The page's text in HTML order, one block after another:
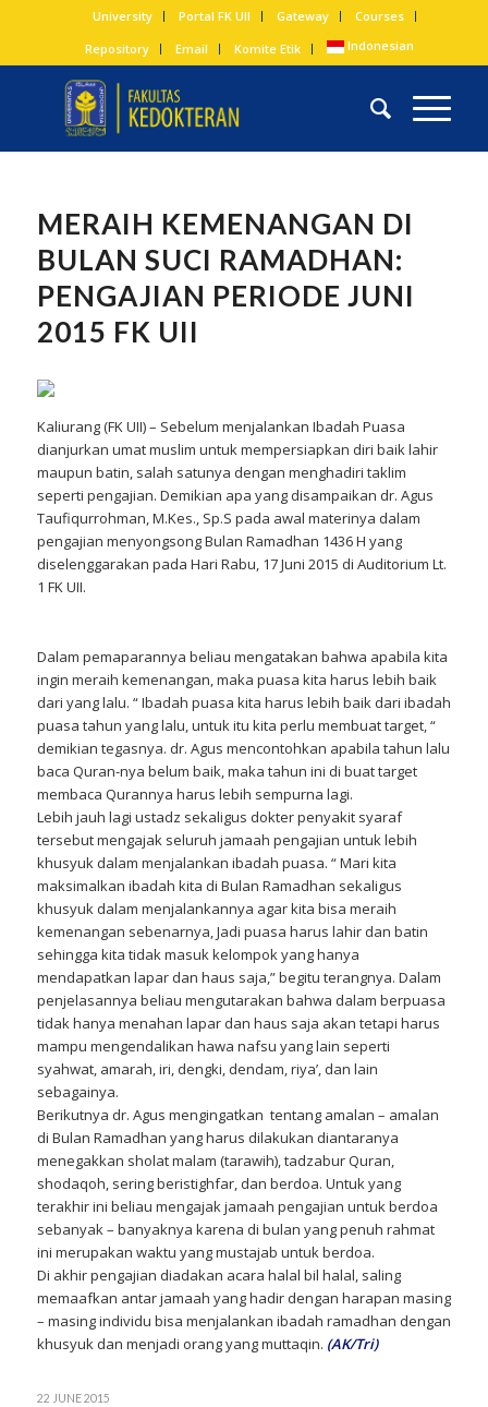
University Portal FK UII Gateway
Courses
Repository
Email Komite Etik Indonesian
MERAIH KEMENANGAN DI
BULAN SUCI RAMADHAN:
PENGAJIAN PERIODE JUNI
2015 FK UII
Kaliurang (FK UII) – Sebelum menjalankan Ibadah Puasa
dianjurkan umat muslim untuk mempersiapkan diri baik lahir
maupun batin, salah satunya dengan menghadiri taklim
seperti pengajian. Demikian apa yang disampaikan dr. Agus
Taufiqurrohman, M.Kes., Sp.S pada awal materinya dalam
pengajian menyongsong Bulan Ramadhan 1436 H yang
diselenggarakan pada Hari Rabu, 17 Juni 2015 di Auditorium Lt.
1 FK UII.
Dalam pemaparannya beliau mengatakan bahwa apabila kita
ingin meraih kemenangan, maka puasa kita harus lebih baik
dari yang lalu. “ Ibadah puasa kita harus lebih baik dari ibadah
puasa tahun yang lalu, untuk itu kita perlu membuat target, “
demikian tegasnya. dr. Agus mencontohkan apabila tahun lalu
baca Quran-nya belum baik, maka tahun ini di buat target
membaca Qurannya harus lebih sempurna lagi.
Lebih jauh lagi ustadz sekaligus dokter penyakit syaraf
tersebut mengajak seluruh jamaah pengajian untuk lebih
khusyuk dalam menjalankan ibadah puasa. “ Mari kita
maksimalkan ibadah kita di Bulan Ramadhan sekaligus
khusyuk dalam menjalankannya agar kita bisa meraih
kemenangan sebenarnya, Jadi puasa harus lahir dan batin
sehingga kita tidak masuk kelompok yang hanya
mendapatkan lapar dan haus saja,” begitu terangnya. Dalam
penjelasannya beliau mengutarakan bahwa dalam berpuasa
tidak hanya menahan lapar dan haus saja akan tetapi harus
mampu mengendalikan hawa nafsu yang lain seperti
syahwat, amarah, iri, dengki, dendam, riya’, dan lain
sebagainya.
Berikutnya dr. Agus mengingatkan tentang amalan – amalan
di Bulan Ramadhan yang harus dilakukan diantaranya
menegakkan sholat malam (tarawih), tadzabur Quran,
shodaqoh, sering beristighfar, dan berdoa. Untuk yang
terakhir ini beliau mengajak jamaah pengajian untuk berdoa
sebanyak – banyaknya karena di bulan yang penuh rahmat
ini merupakan waktu yang mustajab untuk berdoa.
Di akhir pengajian diadakan acara halal bil halal, saling
memaafkan antar jamaah yang hadir dengan harapan masing
– masing individu bisa menjalankan ibadah ramadhan dengan
khusyuk dan menjadi orang yang muttaqin. (AK/Tri)
22 JUNE 2015